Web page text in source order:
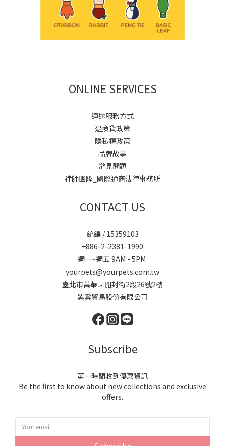
ONLINE SERVICES
運送服務方式
退換貨政策
隱私權政策
品牌故事
常見問題
律師團隊_國際通商法律事務所
CONTACT US
統編 / 15359103
+886-2-2381-1990
週一~週五 9AM - 5PM
yourpets@yourpets.com.tw
臺北市萬華區開封街2段26號2樓
紫雲貿易股份有限公司
Subscribe
第一時間收到優惠資訊
Be the first to know about new collections and exclusive
offers.